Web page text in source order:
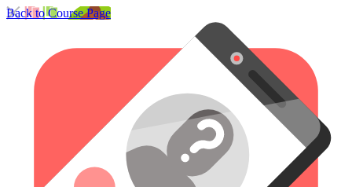
Back to Course Page